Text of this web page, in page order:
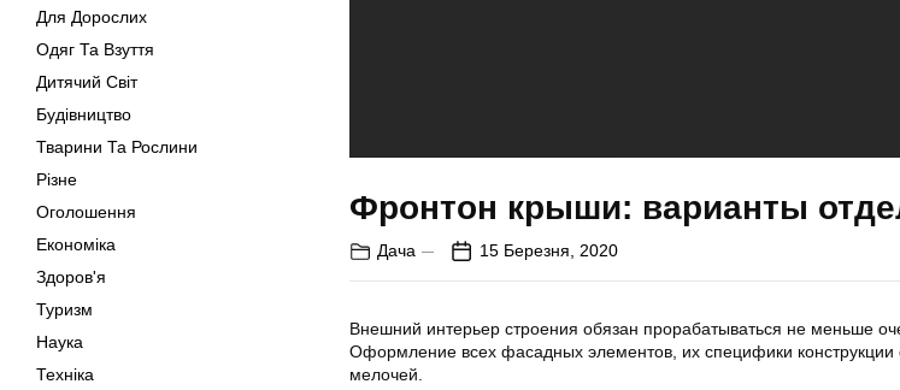
Для Дорослих
Одяг Та Взуття
Дитячий Світ
Будівництво
Тварини Та Рослини
Різне
Оголошення
Економіка
Здоров'я
Туризм
Наука
Техніка
Фронтон крыши: варианты
Дача 15 Березня, 2020
Внешний интерьер строения обязан прорабатываться не меньше
Оформление всех фасадных элементов, их специфики конструкции
мелочей.